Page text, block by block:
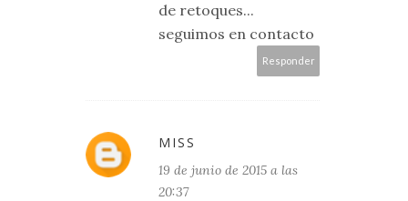
de retoques...
seguimos en contacto
Responder
MISS
19 de junio de 2015 a las
20:37